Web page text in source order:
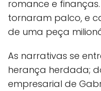
romance e
tornaram palco, e
de uma peça
As narrativas se
herança herdada;
empresarial de